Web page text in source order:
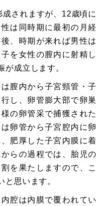
されますが、12歳頃に
は同時期に最初の月経
、時期が来れば男性は
を女性の膣内に射精し
が成立します。
膣内から子宮頸管・子
し、卵管膨大部で卵巣
の卵管采で捕獲された
卵管から子宮腔内に卵
肥厚した子宮内膜に着
らの過程では、胎児の
を果たしますので、こ
と思います。
腔は内膜で覆われてい